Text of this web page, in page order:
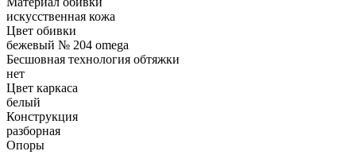
искусственная кожа
Цвет обивки
бежевый № 204 omega
Бесшовная технология обтяжки
нет
Цвет каркаса
белый
Конструкция
разборная
Опоры